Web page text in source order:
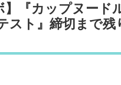
】『カップヌード
スト』締切まで残